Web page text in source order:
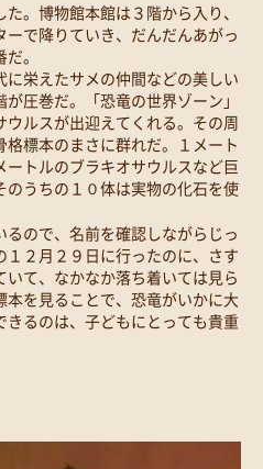
。博物館本館は３階から入り、
で降りていき、だんだんあがっ
。
栄えたサメの仲間などの美しい
圧巻だ。「恐竜の世界ゾーン」
ウルスが出迎えてくれる。その周
標本のまさに群れだ。１メート
トルのブラキオサウルスなど巨
うちの１０体は実物の化石を使
ので、名前を確認しながらじっ
１２月２９日に行ったのに、さす
て、なかなか落ち着いては見ら
を見ることで、恐竜がいかに大
るのは、子どもにとっても貴重